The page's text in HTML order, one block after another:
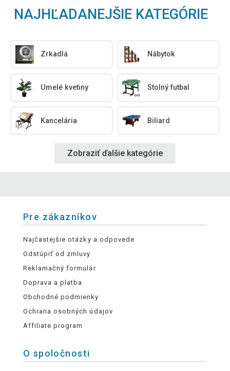
NAJHĽADANEJŠIE KATEGÓRIE
Zrkadlá Nábytok
Umelé kvetiny Stolný futbal
Kancelária Biliard
Zobraziť ďalšie kategórie
Pre zákazníkov
Najčastejšie otázky a odpovede
Odstúpiť od zmluvy
Reklamačný formulár
Doprava a platba
Obchodné podmienky
Ochrana osobných údajov
Affiliate program
O spoločnosti